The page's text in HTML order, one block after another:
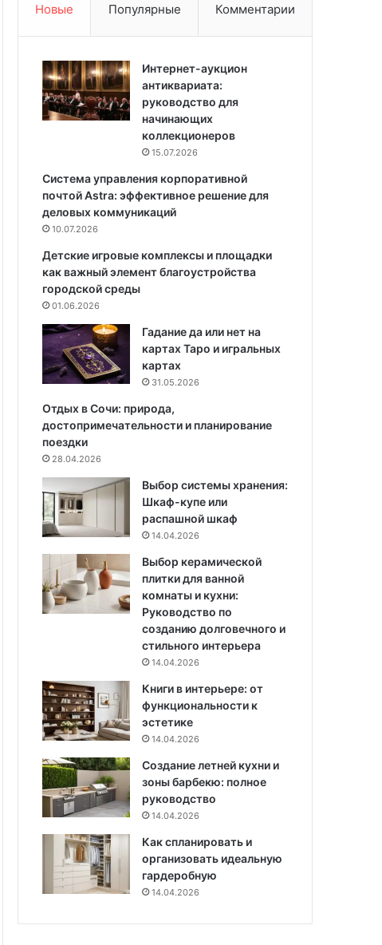
з
о
а
т
ь
х
е
н
и
е
н
а
м
а
е
н
ь
к
о
у
е
Новые Популярные Комментарии
Интернет-аукцион
антиквариата:
руководство для
начинающих
коллекционеров
15.07.2026
Система управления корпоративной
почтой Astra: эффективное решение для
деловых коммуникаций
10.07.2026
Детские игровые комплексы и площадки
как важный элемент благоустройства
городской среды
01.06.2026
Гадание да или нет на
картах Таро и игральных
картах
31.05.2026
Отдых в Сочи: природа,
достопримечательности и планирование
поездки
28.04.2026
Выбор системы хранения:
Шкаф-купе или
распашной шкаф
14.04.2026
Выбор керамической
плитки для ванной
комнаты и кухни:
Руководство по
созданию долговечного и
стильного интерьера
14.04.2026
Книги в интерьере: от
функциональности к
эстетике
14.04.2026
Создание летней кухни и
зоны барбекю: полное
руководство
14.04.2026
Как спланировать и
организовать идеальную
гардеробную
14.04.2026